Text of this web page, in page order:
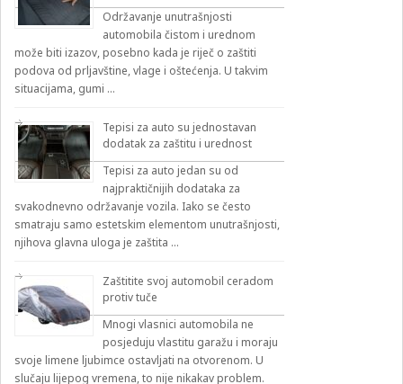
Održavanje unutrašnjosti
automobila čistom i urednom
može biti izazov, posebno kada je riječ o zaštiti
podova od prljavštine, vlage i oštećenja. U takvim
situacijama, gumi …
Tepisi za auto su jednostavan
dodatak za zaštitu i urednost
Tepisi za auto jedan su od
najpraktičnijih dodataka za
svakodnevno održavanje vozila. Iako se često
smatraju samo estetskim elementom unutrašnjosti,
njihova glavna uloga je zaštita …
Zaštitite svoj automobil ceradom
protiv tuče
Mnogi vlasnici automobila ne
posjeduju vlastitu garažu i moraju
svoje limene ljubimce ostavljati na otvorenom. U
slučaju lijepog vremena, to nije nikakav problem.